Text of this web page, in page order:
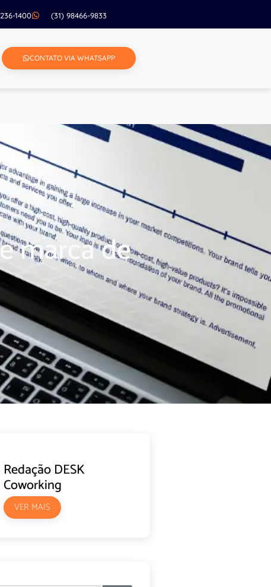
1400 (31) 98466-9833
CONTATO VIA WHATSAPP
marca de
Redação DESK
Coworking
VER MAIS